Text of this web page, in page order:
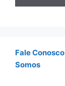
Fale Conosco
Somos